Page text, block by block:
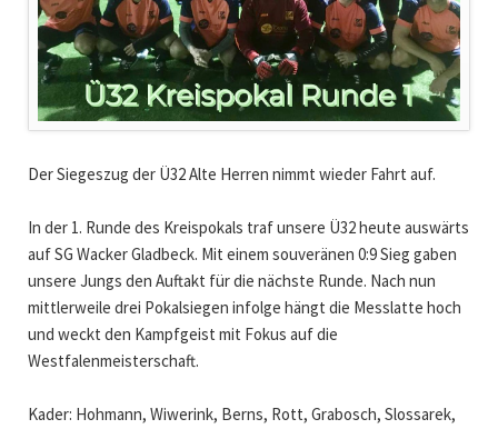
Der Siegeszug der Ü32 Alte Herren nimmt wieder Fahrt auf.
In der 1. Runde des Kreispokals traf unsere Ü32 heute auswärts
auf SG Wacker Gladbeck. Mit einem souveränen 0:9 Sieg gaben
unsere Jungs den Auftakt für die nächste Runde. Nach nun
mittlerweile drei Pokalsiegen infolge hängt die Messlatte hoch
und weckt den Kampfgeist mit Fokus auf die
Westfalenmeisterschaft.
Kader: Hohmann, Wiwerink, Berns, Rott, Grabosch, Slossarek,